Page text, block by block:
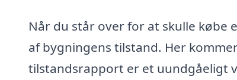
Når du står over for at skulle købe
af bygningens tilstand. Her
tilstandsrapport er et uundgåeligt